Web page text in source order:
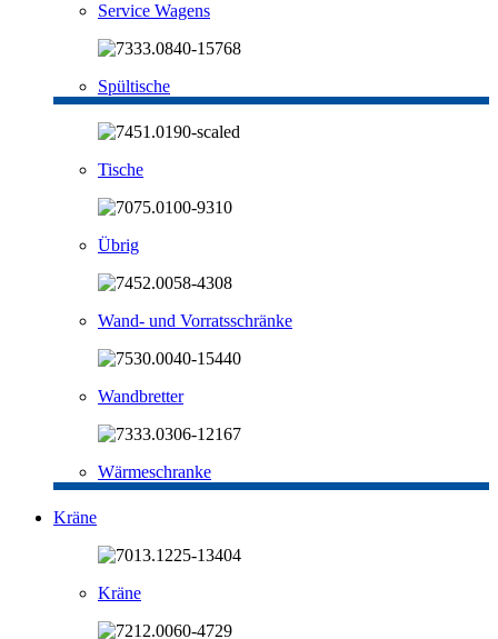
Service Wagens
Spültische
Tische
Übrig
Wand- und Vorratsschränke
Wandbretter
Wärmeschranke
Kräne
Kräne